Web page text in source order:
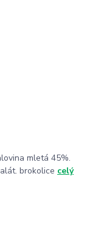
mletá 45%.
brokolice celý